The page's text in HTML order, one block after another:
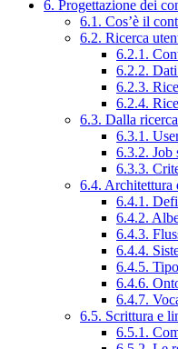
6. Progettazione dei
6.1. Cos’è il
6.2. Ricerca
6.2.1.
6.2.2.
6.2.3.
6.2.4.
6.3. Dalla
6.3.1.
6.3.2. Job
6.3.3.
6.4. Architettura
6.4.1.
6.4.2.
6.4.3.
6.4.4.
6.4.5.
6.4.6.
6.4.7.
6.5. Scrittura e
6.5.1.